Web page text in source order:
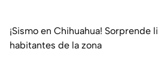
¡Sismo en Chihuahua!
habitantes de la zona